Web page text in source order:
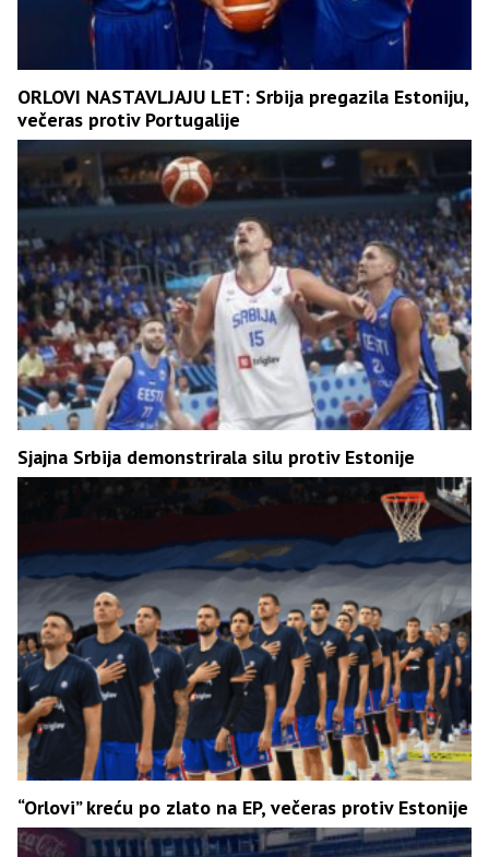
ORLOVI NASTAVLJAJU LET: Srbija pregazila Estoniju,
večeras protiv Portugalije
Sjajna Srbija demonstrirala silu protiv Estonije
“Orlovi” kreću po zlato na EP, večeras protiv Estonije